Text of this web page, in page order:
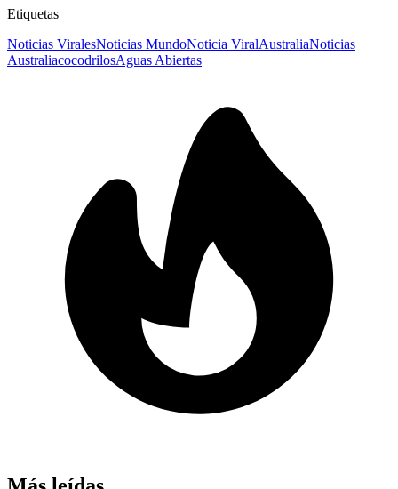
Etiquetas
Noticias ViralesNoticias MundoNoticia ViralAustraliaNoticias
AustraliacocodrilosAguas Abiertas